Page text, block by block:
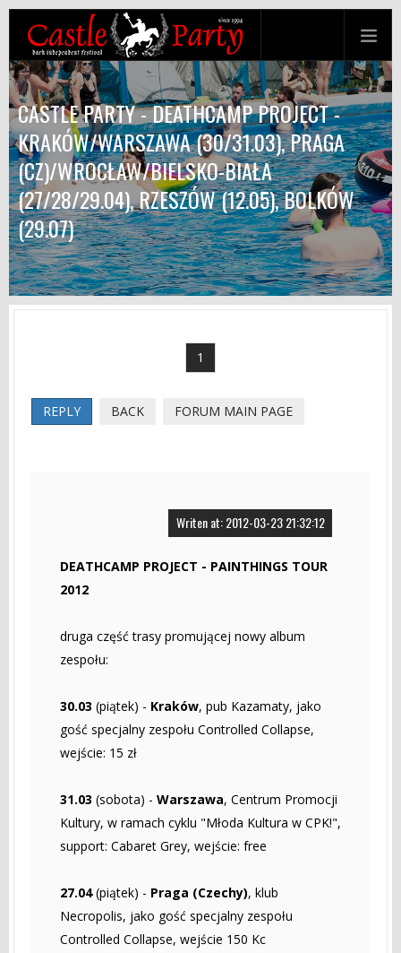
CASTLE PARTY - DEATHCAMP PROJECT -
KRAKÓW/WARSZAWA (30/31.03), PRAGA
(CZ)/WROCŁAW/BIELSKO-BIAŁA
(27/28/29.04), RZESZÓW (12.05), BOLKÓW
(29.07)
1
REPLY BACK FORUM MAIN PAGE
Writen at: 2012-03-23 21:32:12
DEATHCAMP PROJECT - PAINTHINGS TOUR
2012
druga część trasy promującej nowy album
zespołu:
30.03 (piątek) - Kraków, pub Kazamaty, jako
gość specjalny zespołu Controlled Collapse,
wejście: 15 zł
31.03 (sobota) - Warszawa, Centrum Promocji
Kultury, w ramach cyklu "Młoda Kultura w CPK!",
support: Cabaret Grey, wejście: free
27.04(piątek) - Praga (Czechy), klub
Necropolis, jako gość specjalny zespołu
Controlled Collapse, wejście 150 Kc